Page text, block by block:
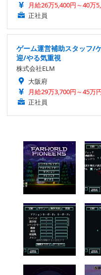
月給26万5,400円～40万
正社員
ゲーム運営補助スタッフ/
迎/やる気重視
株式会社ELM
大阪府
月給29万3,700円～45万
正社員